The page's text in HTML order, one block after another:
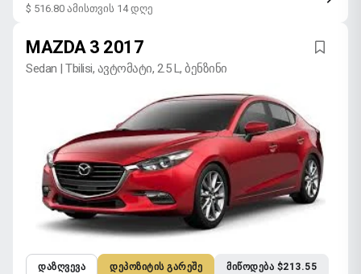
$ 516.80 ამისთვის 14 დღე
MAZDA 3 2017
Sedan | Tbilisi, ავტომატი, 2.5 L, ბენზინი
ᲓᲐᲖᲦᲕᲔᲕᲐ ᲓᲔᲞᲝᲖᲘᲢᲘᲡ ᲒᲐᲠᲔᲨᲔ ᲛᲘᲬᲝᲓᲔᲑᲐ $213.55